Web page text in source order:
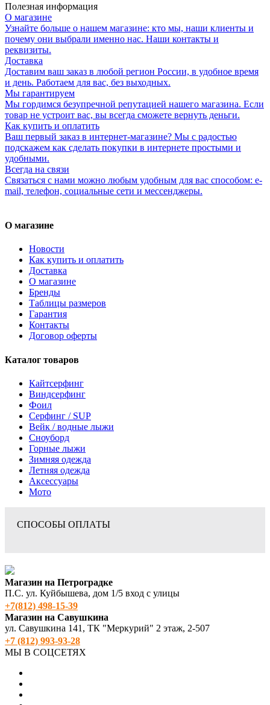
Полезная информация
О магазине
Узнайте больше о нашем магазине: кто мы, наши клиенты и
почему они выбрали именно нас. Наши контакты и
реквизиты.
Доставка
Доставим ваш заказ в любой регион России, в удобное время
и день. Работаем для вас, без выходных.
Мы гарантируем
Мы гордимся безупречной репутацией нашего магазина. Если
товар не устроит вас, вы всегда сможете вернуть деньги.
Как купить и оплатить
Ваш первый заказ в интернет-магазине? Мы с радостью
подскажем как сделать покупки в интернете простыми и
удобными.
Всегда на связи
Связаться с нами можно любым удобным для вас способом: e-
mail, телефон, социальные сети и мессенджеры.
О магазине
Новости
Как купить и оплатить
Доставка
О магазине
Бренды
Таблицы размеров
Гарантия
Контакты
Договор оферты
Каталог товаров
Кайтсерфинг
Виндсерфинг
Фоил
Серфинг / SUP
Вейк / водные лыжи
Сноуборд
Горные лыжи
Зимняя одежда
Летняя одежда
Аксессуары
Мото
СПОСОБЫ ОПЛАТЫ
Магазин на Петроградке
П.С. ул. Куйбышева, дом 1/5 вход с улицы
+7(812) 498‑15-39
Магазин на Савушкина
ул. Савушкина 141, ТК "Меркурий" 2 этаж, 2-507
+7 (812) 993-93-28
МЫ В СОЦСЕТЯХ